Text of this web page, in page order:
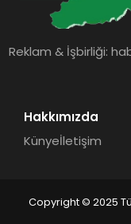
Reklam & İşbirliği:
Hakkımızda
Künyeİletişim
Copyright © 2025